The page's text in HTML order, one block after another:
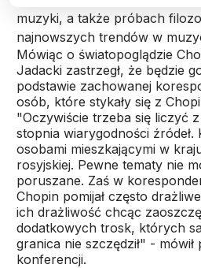
muzyki, a także próbach
najnowszych trendów w
Mówiąc o światopoglądzie
Jadacki zastrzegł, że będzie
podstawie zachowanej
osób, które stykały się z
"Oczywiście trzeba się liczyć
stopnia wiarygodności źródeł.
osobami mieszkającymi w
rosyjskiej. Pewne tematy nie
poruszane. Zaś w
Chopin pomijał często
ich drażliwość chcąc
dodatkowych trosk, których
granica nie szczędził" -
konferencji.